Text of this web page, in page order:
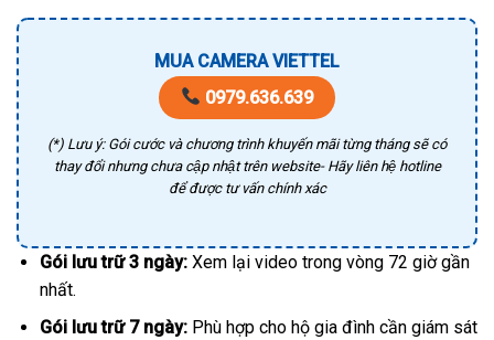
MUA CAMERA VIETTEL
0979.636.639
(*) Lưu ý: Gói cước và chương trình khuyến mãi từng tháng sẽ có
thay đổi nhưng chưa cập nhật trên website- Hãy liên hệ hotline
để được tư vấn chính xác
Gói lưu trữ 3 ngày:Xem lại video trong vòng 72 giờ gần
nhất.
Gói lưu trữ 7 ngày:Phù hợp cho hộ gia đình cần giám sát